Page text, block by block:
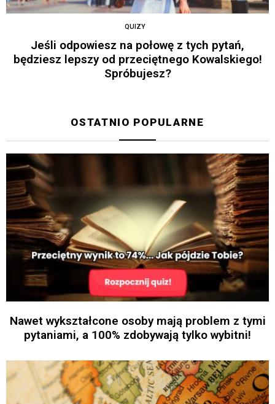
QUIZY
Jeśli odpowiesz na połowę z tych pytań,
będziesz lepszy od przeciętnego Kowalskiego!
Spróbujesz?
OSTATNIO POPULARNE
Nawet wykształcone osoby mają problem z tymi
pytaniami, a 100% zdobywają tylko wybitni!